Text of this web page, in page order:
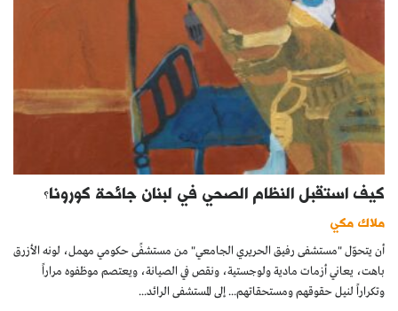
كيف استقبل النظام الصحي في لبنان جائحة كورونا؟
ملاك مكي
أن يتحوّل "مستشفى رفيق الحريري الجامعي" من مستشفًى حكومي مهمل، لونه الأزرق
باهت، يعاني أزمات مادية ولوجستية، ونقص في الصيانة، ويعتصم موظفوه مراراً
وتكراراً لنيل حقوقهم ومستحقاتهم... إلى المستشفى الرائد...